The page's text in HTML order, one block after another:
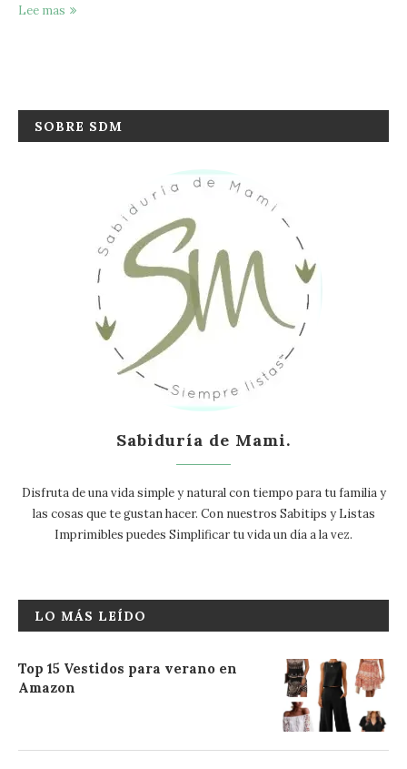
Lee mas
SOBRE SDM
Sabiduría de Mami.
Disfruta de una vida simple y natural con tiempo para tu familia y
las cosas que te gustan hacer. Con nuestros Sabitips y Listas
Imprimibles puedes Simplificar tu vida un día a la vez.
LO MÁS LEÍDO
Top 15 Vestidos para verano en
Amazon